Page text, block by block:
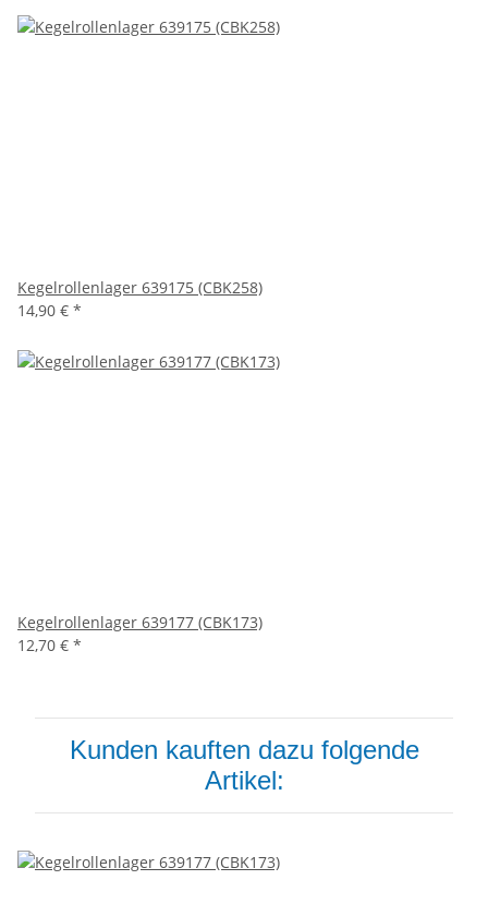
Kegelrollenlager 639175 (CBK258)
14,90 € *
Kegelrollenlager 639177 (CBK173)
12,70 € *
Kunden kauften dazu folgende
Artikel: